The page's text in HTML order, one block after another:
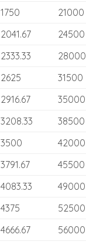
1750 21000
2041.67 24500
2333.33 28000
2625 31500
2916.67 35000
3208.33 38500
3500 42000
3791.67 45500
4083.33 49000
4375 52500
4666.67 56000